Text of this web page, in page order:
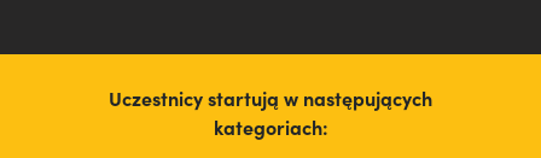
Uczestnicy startują w następujących
kategoriach: